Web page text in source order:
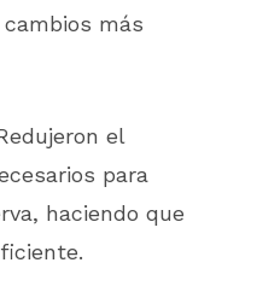
más
el
para
haciendo que